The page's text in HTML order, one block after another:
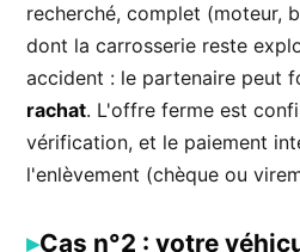
recherché, complet (moteur,
dont la carrosserie reste
accident : le partenaire peut
rachat. L'offre ferme est
vérification, et le paiement
l'enlèvement (chèque ou
Cas n°2 : votre